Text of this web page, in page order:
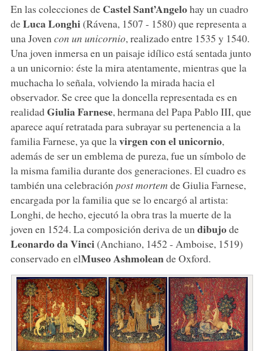
En las colecciones de Castel Sant’Angelohay un cuadro
deLuca Longhi(Rávena, 1507 - 1580) que representa a
una Joven con un unicornio, realizado entre 1535 y 1540.
Una joven inmersa en un paisaje idílico está sentada junto
a un unicornio: éste la mira atentamente, mientras que la
muchacha lo señala, volviendo la mirada hacia el
observador. Se cree que la doncella representada es en
realidadGiulia Farnese, hermana del Papa Pablo III, que
aparece aquí retratada para subrayar su pertenencia a la
familia Farnese, ya que lavirgen con el unicornio,
además de ser un emblema de pureza, fue un símbolo de
la misma familia durante dos generaciones. El cuadro es
también una celebración post mortem de Giulia Farnese,
encargada por la familia que se lo encargó al artista:
Longhi, de hecho, ejecutó la obra tras la muerte de la
joven en 1524. La composición deriva de un dibujode
Leonardo da Vinci(Anchiano, 1452 - Amboise, 1519)
conservado en elMuseo Ashmoleande Oxford.